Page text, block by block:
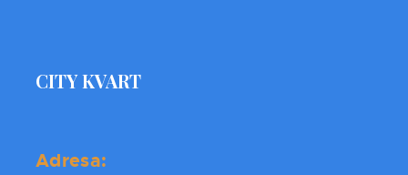
CITY KVART
Adresa: